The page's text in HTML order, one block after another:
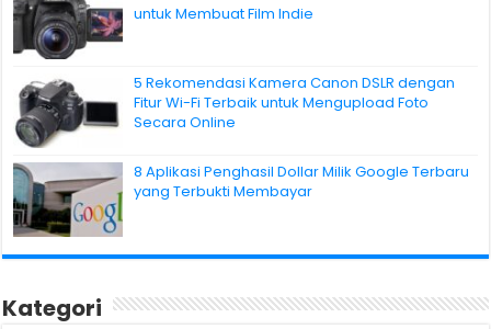
untuk Membuat Film Indie
5 Rekomendasi Kamera Canon DSLR dengan
Fitur Wi-Fi Terbaik untuk Mengupload Foto
Secara Online
8 Aplikasi Penghasil Dollar Milik Google Terbaru
yang Terbukti Membayar
Kategori